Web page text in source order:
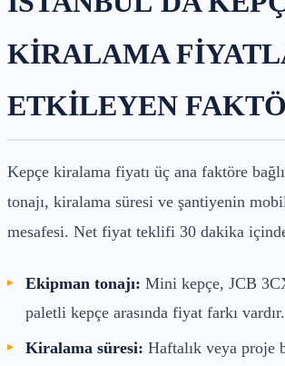
KIRALAMA
ETKILEYEN
Kepçe kiralama fiyatı üç ana faktöre
tonajı, kiralama süresi ve şantiyenin
mesafesi. Net fiyat teklifi 30 dakika
Ekipman tonajı: Mini kepçe, JCB
paletli kepçe arasında fiyat farkı vardır.
Kiralama süresi: Haftalık veya proje